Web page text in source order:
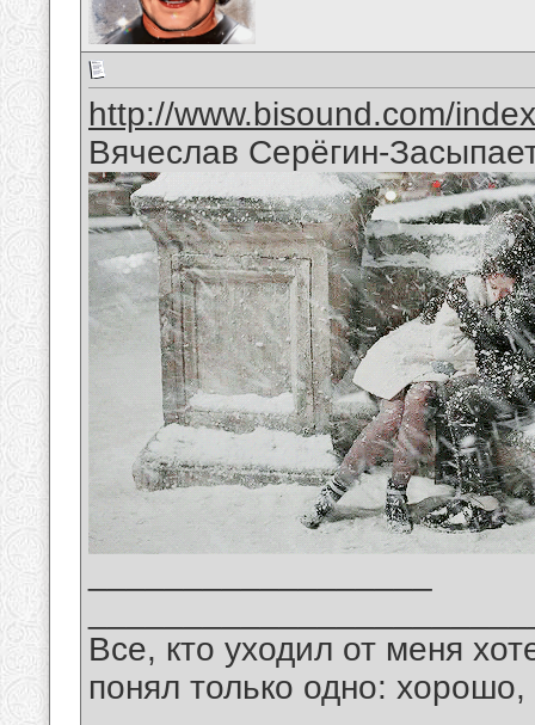
http://www.bisound.com/
Вячеслав Серёгин-
Все, кто уходил от меня
понял только одно: